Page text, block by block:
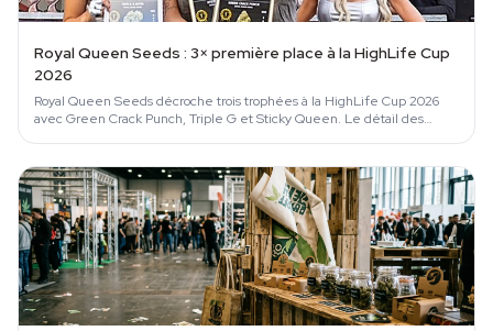
Royal Queen Seeds : 3× première place à la HighLife Cup
2026
Royal Queen Seeds décroche trois trophées à la HighLife Cup 2026
avec Green Crack Punch, Triple G et Sticky Queen. Le détail des